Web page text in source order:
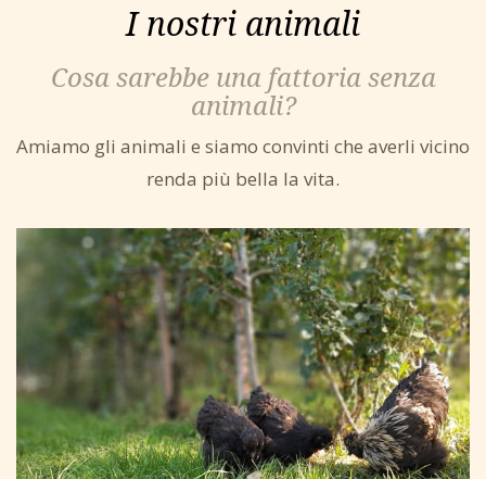
I nostri animali
Cosa sarebbe una fattoria senza
animali?
Amiamo gli animali e siamo convinti che averli vicino
renda più bella la vita.